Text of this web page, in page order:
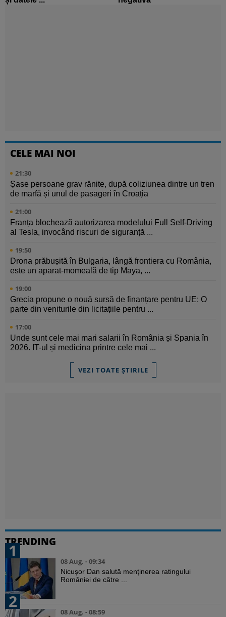
CELE MAI NOI
21:30
Șase persoane grav rănite, după coliziunea dintre un tren
de marfă și unul de pasageri în Croația
21:00
Franța blochează autorizarea modelului Full Self-Driving
al Tesla, invocând riscuri de siguranță ...
19:50
Drona prăbușită în Bulgaria, lângă frontiera cu România,
este un aparat-momeală de tip Maya, ...
19:00
Grecia propune o nouă sursă de finanțare pentru UE: O
parte din veniturile din licitațiile pentru ...
17:00
Unde sunt cele mai mari salarii în România și Spania în
2026. IT-ul și medicina printre cele mai ...
VEZI TOATE ȘTIRILE
TRENDING
1
08 Aug. - 09:34
Nicușor Dan salută menținerea ratingului
României de către ...
2
08 Aug. - 08:59